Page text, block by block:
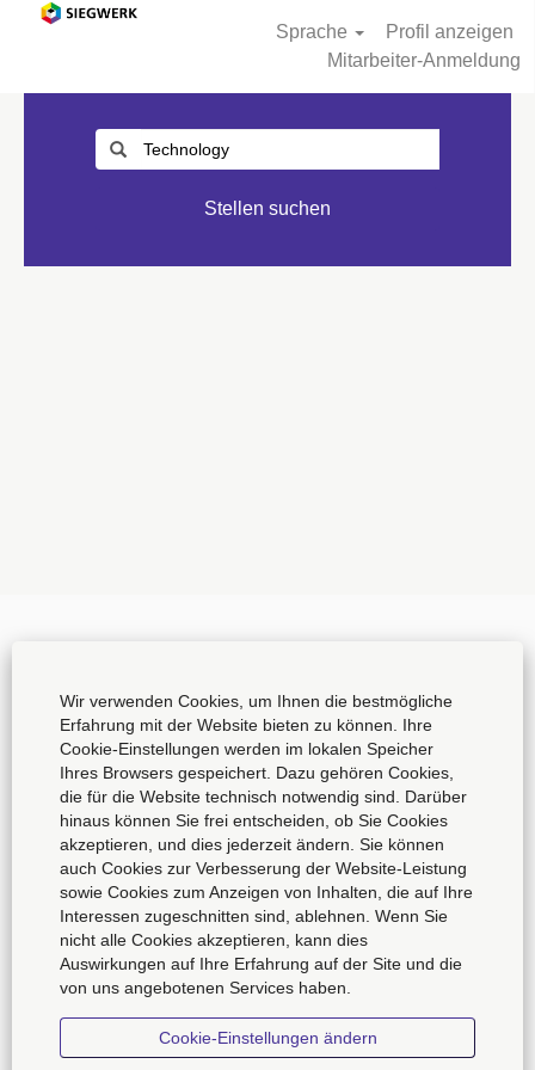
Wir verwenden Cookies, um Ihnen die bestmögliche
Erfahrung mit der Website bieten zu können. Ihre
Cookie-Einstellungen werden im lokalen Speicher
Ihres Browsers gespeichert. Dazu gehören Cookies,
die für die Website technisch notwendig sind. Darüber
hinaus können Sie frei entscheiden, ob Sie Cookies
akzeptieren, und dies jederzeit ändern. Sie können
auch Cookies zur Verbesserung der Website-Leistung
sowie Cookies zum Anzeigen von Inhalten, die auf Ihre
Interessen zugeschnitten sind, ablehnen. Wenn Sie
nicht alle Cookies akzeptieren, kann dies
Auswirkungen auf Ihre Erfahrung auf der Site und die
von uns angebotenen Services haben.
Cookie-Einstellungen ändern
Sprache
Profil anzeigen
Mitarbeiter-Anmeldung
Stellen suchen
Impressum
Datenschutzerklärung
Allgemeine Geschäftsbedingungen
Cookie Consent Manager
W
i
r
d
u
W
i
r
d
a
u
W
i
r
d
a
u
W
i
d
u
W
r